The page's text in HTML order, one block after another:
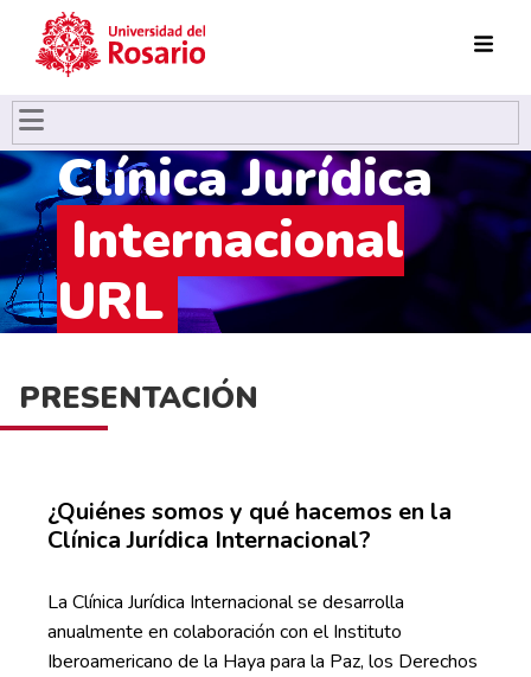
Pasar al contenido principal
Clínica Jurídica
Internacional
URL
PRESENTACIÓN
¿Quiénes somos y qué hacemos en la
Clínica Jurídica Internacional?
La Clínica Jurídica Internacional se desarrolla
anualmente en colaboración con el Instituto
Iberoamericano de la Haya para la Paz, los Derechos